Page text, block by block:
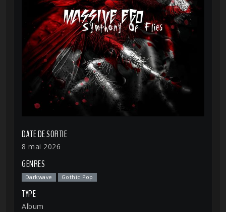
DATE DE SORTIE
8 mai 2026
GENRES
Darkwave Gothic Pop
TYPE
Album